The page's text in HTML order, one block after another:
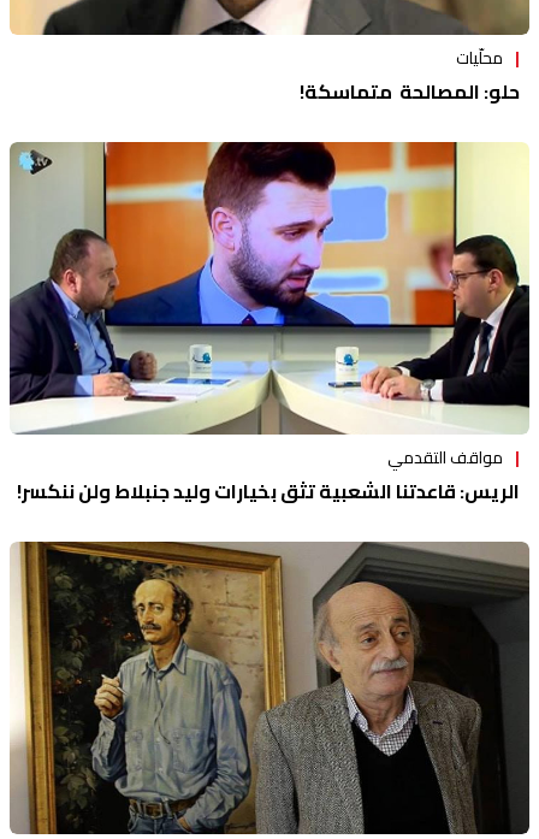
محلّيات
حلو: المصالحة متماسكة!
مواقف التقدمي
الريس: قاعدتنا الشعبية تثق بخيارات وليد جنبلاط ولن ننكسر!